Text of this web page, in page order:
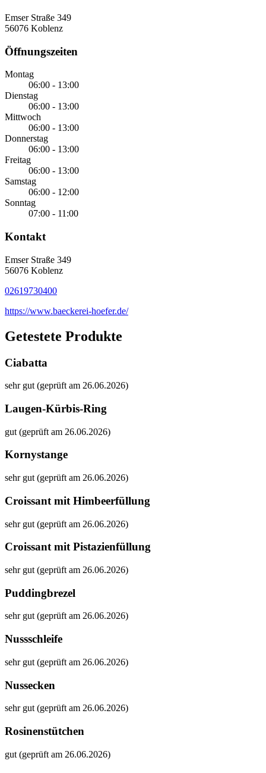
Emser Straße 349
56076 Koblenz
Öffnungszeiten
Montag
06:00 - 13:00
Dienstag
06:00 - 13:00
Mittwoch
06:00 - 13:00
Donnerstag
06:00 - 13:00
Freitag
06:00 - 13:00
Samstag
06:00 - 12:00
Sonntag
07:00 - 11:00
Kontakt
Emser Straße 349
56076 Koblenz
02619730400
https://www.baeckerei-hoefer.de/
Getestete Produkte
Ciabatta
sehr gut (geprüft am 26.06.2026)
Laugen-Kürbis-Ring
gut (geprüft am 26.06.2026)
Kornystange
sehr gut (geprüft am 26.06.2026)
Croissant mit Himbeerfüllung
sehr gut (geprüft am 26.06.2026)
Croissant mit Pistazienfüllung
sehr gut (geprüft am 26.06.2026)
Puddingbrezel
sehr gut (geprüft am 26.06.2026)
Nussschleife
sehr gut (geprüft am 26.06.2026)
Nussecken
sehr gut (geprüft am 26.06.2026)
Rosinenstütchen
gut (geprüft am 26.06.2026)